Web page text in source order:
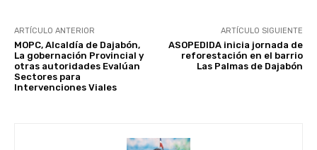
ARTÍCULO ANTERIOR
MOPC, Alcaldía de Dajabón,
La gobernación Provincial y
otras autoridades Evalúan
Sectores para
Intervenciones Viales
ARTÍCULO SIGUIENTE
ASOPEDIDA inicia jornada de
reforestación en el barrio
Las Palmas de Dajabón